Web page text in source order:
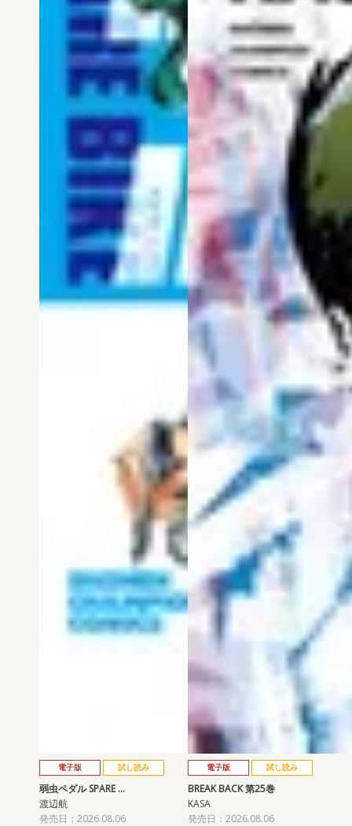
電子版 試し読み
弱虫ペダル SPARE …
渡辺航
発売日：2026.08.06
電子版 試し読み
BREAK BACK 第25巻
KASA
発売日：2026.08.06